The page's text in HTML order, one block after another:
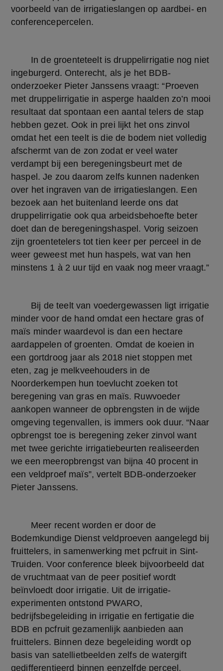
voorbeeld van de irrigatieslangen op aardbei- en
conferencepercelen.
ingeburgerd. Onterecht, als je het BDB-
onderzoeker Pieter Janssens vraagt: “Proeven
met druppelirrigatie in asperge haalden zo’n mooi
resultaat dat spontaan een aantal telers de stap
hebben gezet. Ook in prei lijkt het ons zinvol
omdat het een teelt is die de bodem niet volledig
afschermt van de zon zodat er veel water
verdampt bij een beregeningsbeurt met de
haspel. Je zou daarom zelfs kunnen nadenken
over het ingraven van de irrigatieslangen. Een
bezoek aan het buitenland leerde ons dat
druppelirrigatie ook qua arbeidsbehoefte beter
doet dan de beregeningshaspel. Vorig seizoen
zijn groentetelers tot tien keer per perceel in de
weer geweest met hun haspels, wat van hen
minstens 1 à 2 uur tijd en vaak nog meer vraagt.”
minder voor de hand omdat een hectare gras of
maïs minder waardevol is dan een hectare
aardappelen of groenten. Omdat de koeien in
een gortdroog jaar als 2018 niet stoppen met
eten, zag je melkveehouders in de
Noorderkempen hun toevlucht zoeken tot
beregening van gras en maïs. Ruwvoeder
aankopen wanneer de opbrengsten in de wijde
omgeving tegenvallen, is immers ook duur. “Naar
opbrengst toe is beregening zeker zinvol want
met twee gerichte irrigatiebeurten realiseerden
we een meeropbrengst van bijna 40 procent in
een veldproef maïs”, vertelt BDB-onderzoeker
Pieter Janssens.
Bodemkundige Dienst veldproeven aangelegd bij
fruittelers, in samenwerking met pcfruit in Sint-
Truiden. Voor conference bleek bijvoorbeeld dat
de vruchtmaat van de peer positief wordt
beïnvloedt door irrigatie. Uit de irrigatie-
experimenten ontstond PWARO,
bedrijfsbegeleiding in irrigatie en fertigatie die
BDB en pcfruit gezamenlijk aanbieden aan
fruittelers. Binnen deze begeleiding wordt op
basis van satellietbeelden zelfs de watergift
gedifferentieerd binnen eenzelfde perceel.